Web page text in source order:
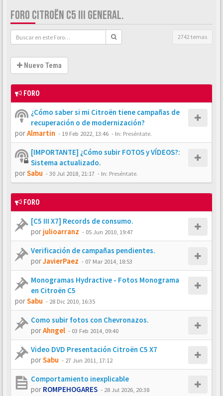
FORO CITROËN C5 III GENERAL.
2742 temas
Nuevo Tema
FORO
¿Cómo saber si mi Citroën tiene campañas de
recuperación o de modernización?
porAlmartin - 19 Feb 2022, 13:46 - In: Preséntate.
[IMPORTANTE] ¿Cómo subir FOTOS y VÍDEOS?:
Sistema actualizado.
porSabu -30 Jul 2018, 21:17 - In: Preséntate.
FORO
[C5 III X7] Records de consumo.
por julioarranz - 05 Jun 2010, 19:47
Verificación de campañas pendientes.
porJavierPaez - 07 Mar 2014, 18:53
Monogramas Hydractive - Fotos Monograma
en Citroën C5
porSabu - 28 Dic 2010, 16:35
Como subir fotos con Chevronazos.
porAhngel - 03 Feb 2014, 09:40
Video DVD Presentación Citroën C5 X7
porSabu - 27 Jun 2011, 17:12
Comportamiento inexplicable
por ROMPEHOGARES - 28 Jul 2026, 20:38